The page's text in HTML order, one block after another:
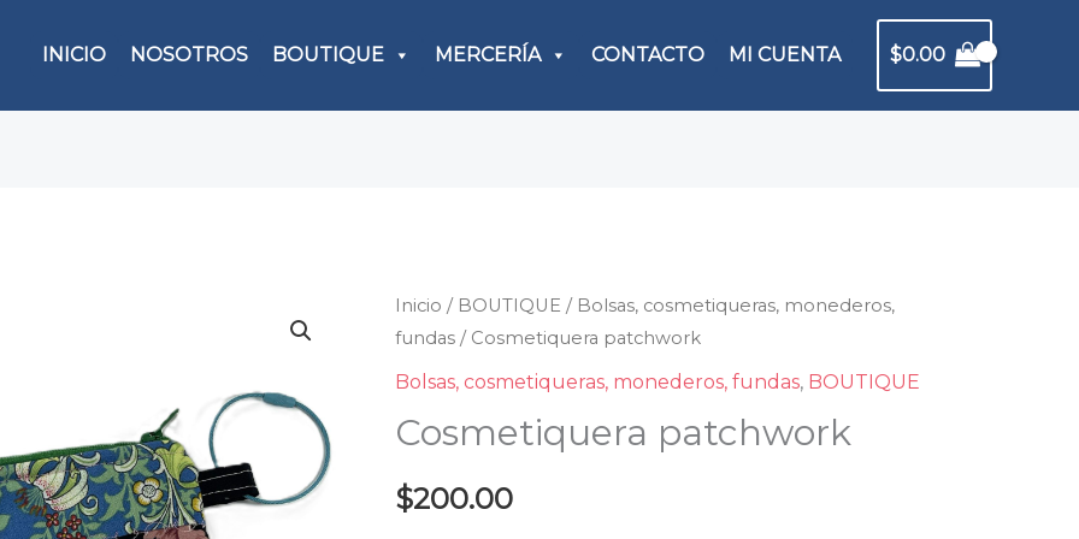
INICIO NOSOTROS BOUTIQUE MERCERÍA CONTACTO MI CUENTA $0.00
Inicio / BOUTIQUE / Bolsas, cosmetiqueras, monederos,
fundas / Cosmetiquera patchwork
Bolsas, cosmetiqueras, monederos, fundas, BOUTIQUE
Cosmetiquera patchwork
$200.00
Cosmetiquera
patchwork
cantidad